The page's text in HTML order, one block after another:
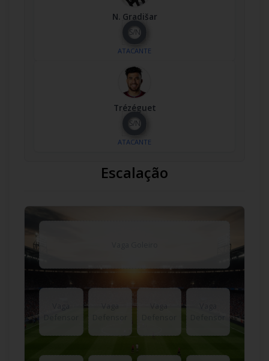
N. Gradišar
S/N
ATACANTE
Trézéguet
S/N
ATACANTE
Escalação